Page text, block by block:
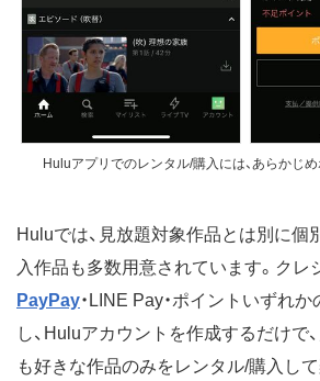
Huluアプリでのレンタル/購入には、あらかじ
Huluでは、見放題対象作品とは別に個
入作品も多数用意されています。クレ
PayPay・LINE Pay・ポイントいずれ
し、Huluアカウントを作成するだけで
も好きな作品のみをレンタル/購入し